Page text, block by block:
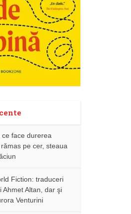
face durerea
pe cer, steaua
Fiction: traduceri
Ahmet Altan, dar şi
Venturini